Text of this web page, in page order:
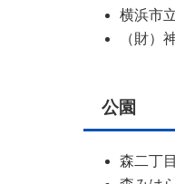
横浜市
（財）
公園
森二丁